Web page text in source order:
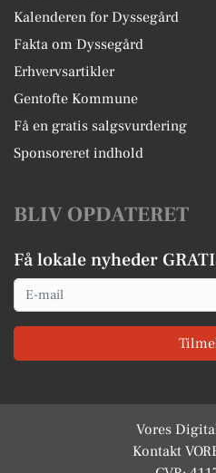
Kalenderen for Dyssegård
Fakta om Dyssegård
Erhvervsartikler
Gentofte Kommune
Få en gratis salgsvurdering
Sponsoreret indhold
BLIV OPDATERET
Få lokale nyheder
Email
Vores
Kontakt